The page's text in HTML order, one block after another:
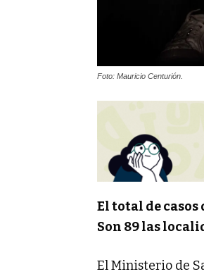
Foto: Mauricio Centurión.
El total de
Son 89 las
El Ministerio de